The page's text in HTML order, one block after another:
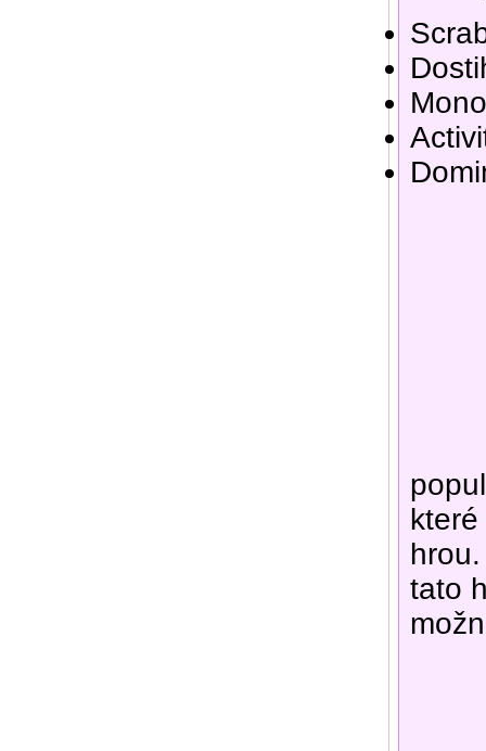
tato